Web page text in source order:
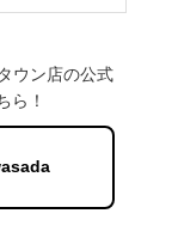
ウン店の公式
ら！